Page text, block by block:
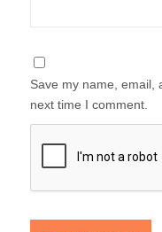
Save my name, email,
next time I comment.